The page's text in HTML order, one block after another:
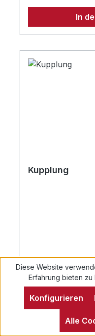
In
Kupplung
Regulärer Preis:
8,58 €
Diese Website
Erfahrung bieten zu
Konfigurieren
Alle